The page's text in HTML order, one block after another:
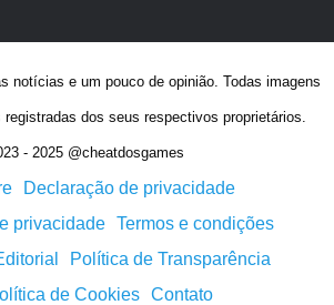
notícias e um pouco de opinião. Todas imagens
dos seus respectivos proprietários.
- 2025 @cheatdosgames
Declaração de privacidade
privacidade Termos e condições
Política de Transparência
de Cookies Contato